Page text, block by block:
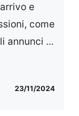
e
come
annunci ...
23/11/2024